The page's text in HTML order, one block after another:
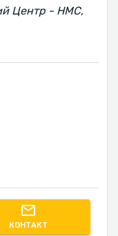
Центр - HMC,
КОНТАКТ